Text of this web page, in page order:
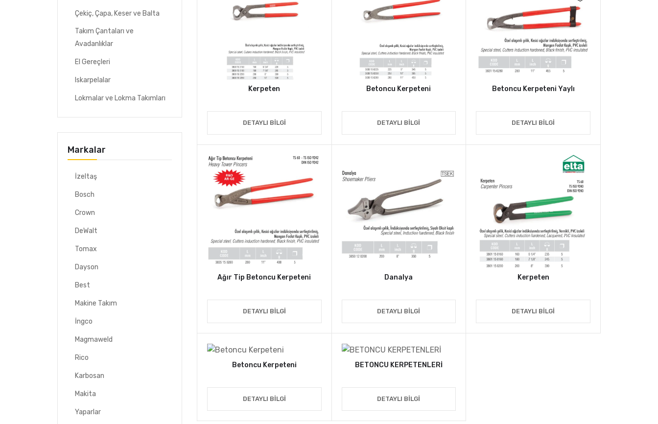
Çekiç, Çapa, Keser ve Balta
Takım Çantaları ve
Avadanlıklar
El Gereçleri
Iskarpelalar
Lokmalar ve Lokma Takımları
Markalar
İzeltaş
Bosch
Crown
DeWalt
Tomax
Dayson
Best
Makine Takım
İngco
Magmaweld
Rico
Karbosan
Makita
Yaparlar
Kerpeten
DETAYLI BILGI
Betoncu Kerpeteni
DETAYLI BILGI
Betoncu Kerpeteni Yaylı
DETAYLI BILGI
Ağır Tip Betoncu Kerpeteni
DETAYLI BILGI
Danalya
DETAYLI BILGI
Kerpeten
DETAYLI BILGI
Betoncu Kerpeteni
DETAYLI BILGI
BETONCU KERPETENLERİ
DETAYLI BILGI